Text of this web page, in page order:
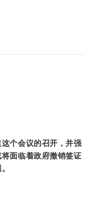
这个会议的召开，并强
面临着政府撤销签证